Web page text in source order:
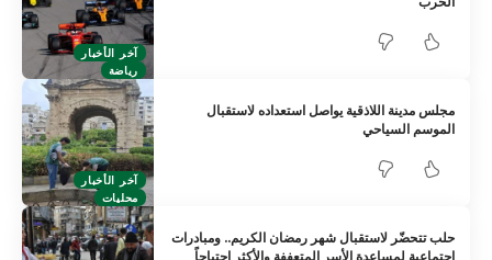
آخر الأخبار
رياضة
آخر الأخبار
محليات
مجلس مدينة اللاذقية يواصل استعداده لاستقبال
الموسم السياحي
حلب تتحضّر لاستقبال شهر رمضان الكريم.. ومبادرات
اجتماعية لمساعدة الأسر المتعففة والأكثر احتياجاً